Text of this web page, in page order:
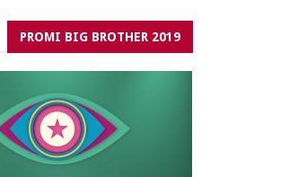
PROMI BIG BROTHER 2019